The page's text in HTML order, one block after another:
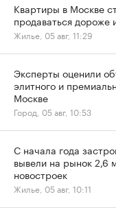
Квартиры в Москве
продаваться дороже
Жилье, 05 авг, 11:29
Эксперты оценили
элитного и
Москве
Город, 05 авг, 10:53
С начала года
вывели на рынок 2,6
новостроек
Жилье, 05 авг, 10:11